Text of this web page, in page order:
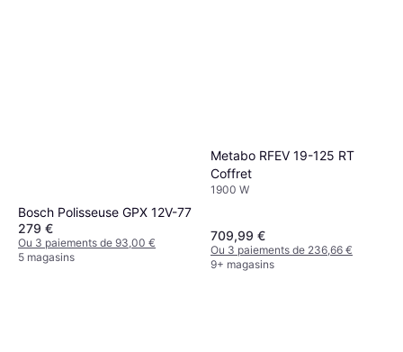
Bosch Polisseuse GPX 12V-77
279 €
Ou 3 paiements de 93,00 €
5 magasins
Metabo RFEV 19-125 RT
Coffret
1900 W
709,99 €
Ou 3 paiements de 236,66 €
9+ magasins